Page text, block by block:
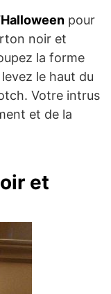
pour
noir et
la forme
le haut du
Votre intrus
et de la
et